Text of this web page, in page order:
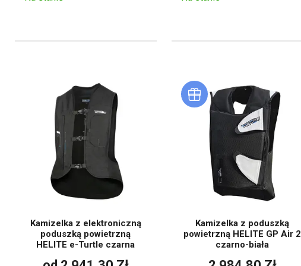
Kamizelka z elektroniczną
poduszką powietrzną
HELITE e-Turtle czarna
Kamizelka z poduszką
powietrzną HELITE GP Air 2
czarno-biała